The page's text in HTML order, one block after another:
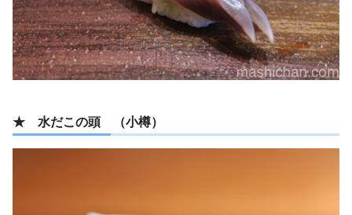
★ 水だこの頭 （小樽）